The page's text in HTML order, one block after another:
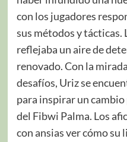
con los jugadores
sus métodos y tácticas.
reflejaba un aire de
renovado. Con la
desafíos, Uriz se
para inspirar un
del Fibwi Palma. Los
con ansias ver cómo su